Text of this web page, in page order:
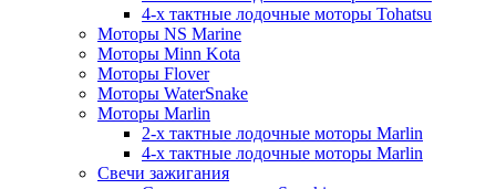
4-х тактные лодочные моторы Tohatsu
Моторы NS Marine
Моторы Minn Kota
Моторы Flover
Моторы WaterSnake
Моторы Marlin
2-х тактные лодочные моторы Marlin
4-х тактные лодочные моторы Marlin
Свечи зажигания